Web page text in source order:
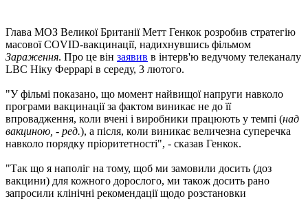
Глава МОЗ Великої Британії Метт Генкок розробив стратегію
масової COVID-вакцинації, надихнувшись фільмом
Зараження. Про це він заявив в інтерв'ю ведучому телеканалу
LBC Ніку Феррарі в середу, 3 лютого.
"У фільмі показано, що момент найвищої напруги навколо
програми вакцинації за фактом виникає не до її
впровадження, коли вчені і виробники працюють у темпі (над
вакциною, - ред.), а після, коли виникає величезна суперечка
навколо порядку пріоритетності", - сказав Генкок.
"Так що я наполіг на тому, щоб ми замовили досить (доз
вакцини) для кожного дорослого, ми також досить рано
запросили клінічні рекомендації щодо розстановки